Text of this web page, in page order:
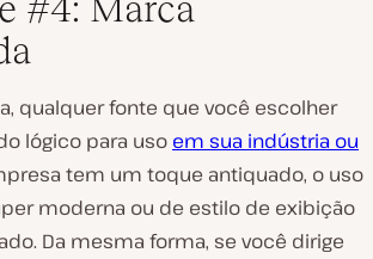
qualquer fonte que você escolher
lógico para uso em sua indústria ou
tem um toque antiquado, o uso
moderna ou de estilo de exibição
Da mesma forma, se você dirige